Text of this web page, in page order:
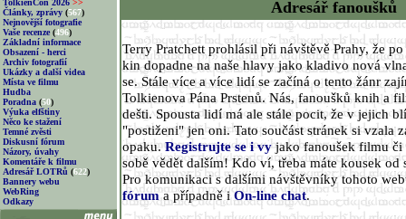
TolkienCon 2026 >>
Články, zprávy (567)
Nejnovější fotografie
Vaše recenze (496)
Základní informace
Obsazení - herci
Archiv fotografií
Ukázky a další videa
Místa ve filmu
Hudba
Poradna (50)
Výuka elfštiny
Něco ke stažení
Temné zvěsti
Diskusní fórum
Názory, úvahy
Komentáře k filmu
Adresář LOTRů (622)
Bannery webu
WebRing
Odkazy
Adresář fanoušků
Terry Pratchett prohlásil při návštěvě Prahy, že
kin dopadne na naše hlavy jako kladivo nová
se. Stále více a více lidí se začíná o tento žánr
Tolkienova Pána Prstenů. Nás, fanoušků knih a
dešti. Spousta lidí má ale stále pocit, že v jejich
"postiženi" jen oni. Tato součást stránek si vzala
opaku.Registrujte se i vyjako fanoušek filmu či
sobě vědět dalším! Kdo ví, třeba máte kousek od
Pro komunikaci s dalšími návštěvníky tohoto
fóruma případně iOn-line chat.